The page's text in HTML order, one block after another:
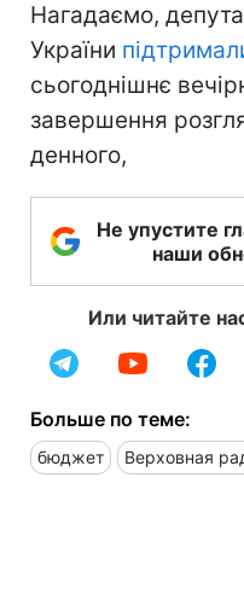
Нагадаємо,
України
сьогоднішнє
завершення
денного,
Не упустите
наши
Или читайте
Больше по теме:
бюджет Верховная